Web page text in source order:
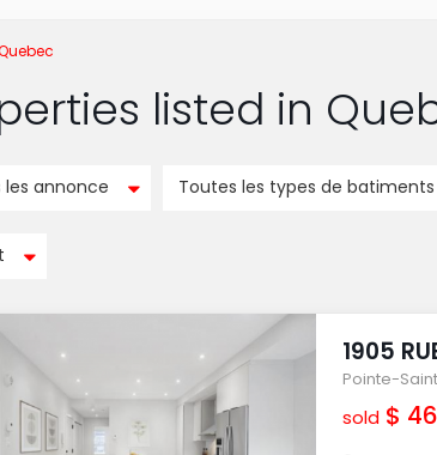
listed in
les annonce Toutes les types de batiments
1905
Pointe-
sold $